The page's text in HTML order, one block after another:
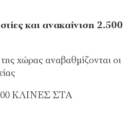
και ανακαίνιση 2.500
χώρας αναβαθµίζονται οι
ΚΛΙΝΕΣ ΣΤΑ